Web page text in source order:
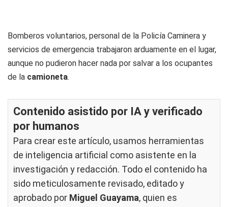
Bomberos voluntarios, personal de la Policía Caminera y
servicios de emergencia trabajaron arduamente en el lugar,
aunque no pudieron hacer nada por salvar a los ocupantes
de la camioneta.
Contenido asistido por IA y verificado
por humanos
Para crear este artículo, usamos herramientas
de inteligencia artificial como asistente en la
investigación y redacción. Todo el contenido ha
sido meticulosamente revisado, editado y
aprobado por Miguel Guayama, quien es